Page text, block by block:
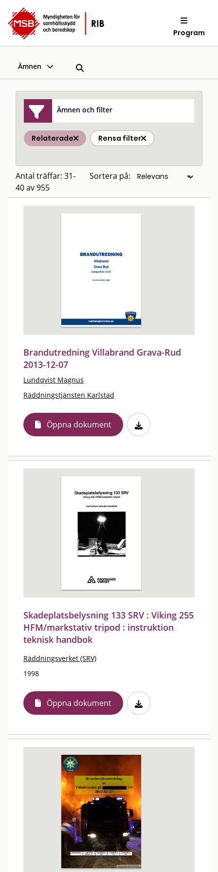
Program
Ämnen
Ämnen och filter
Relaterade Rensa filter
Antal träffar: 31-
40 av 955
Sortera på:
Brandutredning Villabrand Grava-Rud
2013-12-07
Lundqvist Magnus
Räddningstjänsten Karlstad
Öppna dokument
Skadeplatsbelysning 133 SRV : Viking 255
HFM/markstativ tripod : instruktion
teknisk handbok
Räddningsverket (SRV)
1998
Öppna dokument